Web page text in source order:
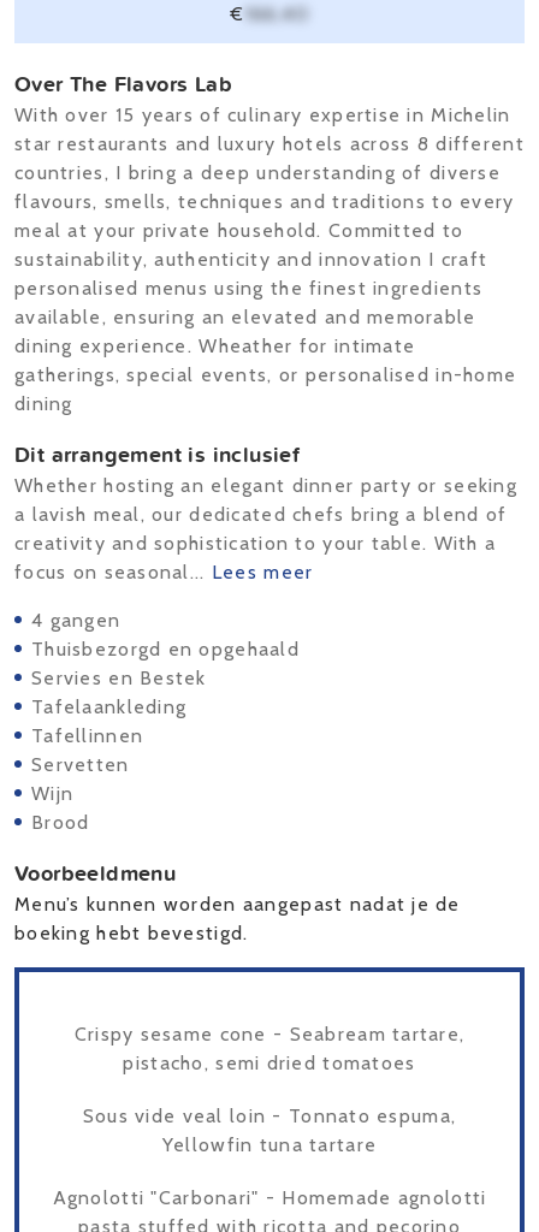
€ 166,40
Over The Flavors Lab
With over 15 years of culinary expertise in Michelin
star restaurants and luxury hotels across 8 different
countries, I bring a deep understanding of diverse
flavours, smells, techniques and traditions to every
meal at your private household. Committed to
sustainability, authenticity and innovation I craft
personalised menus using the finest ingredients
available, ensuring an elevated and memorable
dining experience. Wheather for intimate
gatherings, special events, or personalised in-home
dining
Dit arrangement is inclusief
Whether hosting an elegant dinner party or seeking
a lavish meal, our dedicated chefs bring a blend of
creativity and sophistication to your table. With a
focus on seasonal... Lees meer
4 gangen
Thuisbezorgd en opgehaald
Servies en Bestek
Tafelaankleding
Tafellinnen
Servetten
Wijn
Brood
Voorbeeldmenu
Menu’s kunnen worden aangepast nadat je de
boeking hebt bevestigd.
Crispy sesame cone - Seabream tartare,
pistacho, semi dried tomatoes
Sous vide veal loin - Tonnato espuma,
Yellowfin tuna tartare
Agnolotti "Carbonari" - Homemade agnolotti
pasta stuffed with ricotta and pecorino